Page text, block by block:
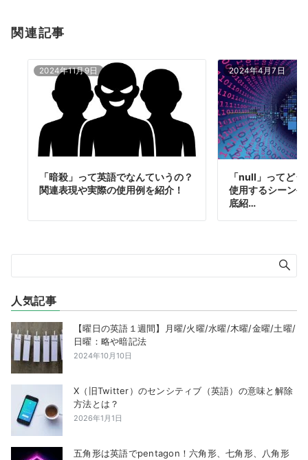
関連記事
2024年11月9日
「暗殺」って英語でなんていうの？
関連表現や実際の使用例を紹介！
2024年4月7日
「null」ってど
使用するシーン
底紹…
人気記事
【曜日の英語１週間】月曜/火曜/水曜/木曜/金曜/土曜/
日曜：略や暗記法
2024年10月10日
X（旧Twitter）のセンシティブ（英語）の意味と解除
方法とは？
2026年1月1日
五角形は英語でpentagon！六角形、七角形、八角形